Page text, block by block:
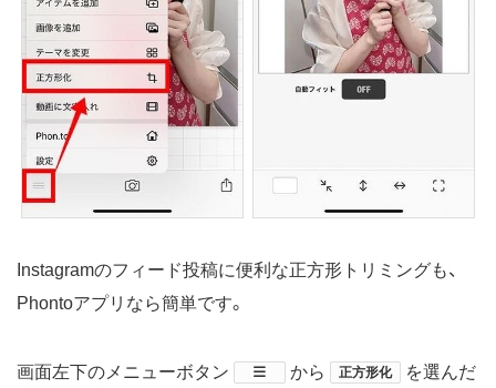
Instagramのフィード投稿に便利な正方形トリミングも、
Phontoアプリなら簡単です。
画面左下のメニューボタン ​から 正方形化
を選んだ